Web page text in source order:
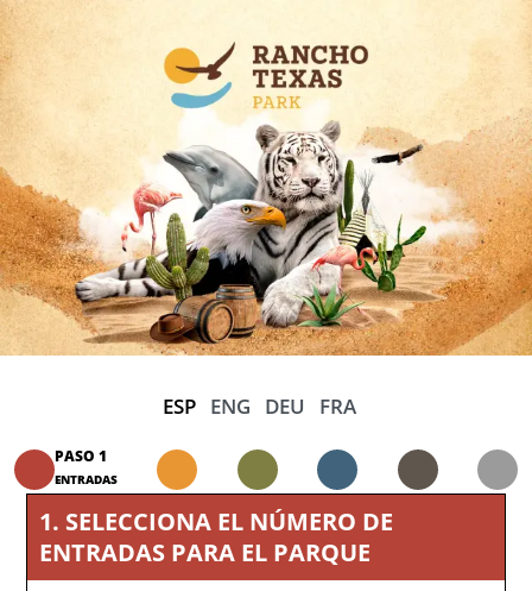
ESP ENG DEU FRA
PASO 1
ENTRADAS
1. SELECCIONA EL NÚMERO DE
ENTRADAS PARA EL PARQUE